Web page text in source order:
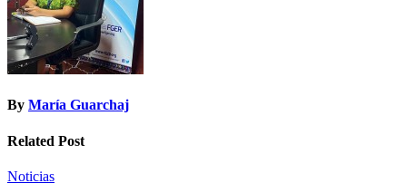
By María Guarchaj
Related Post
Noticias